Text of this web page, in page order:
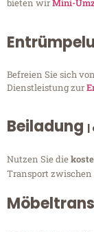
bieten wirMini-
Befreien Sie sich
Dienstleistung zur
Beiladung |
Nutzen Sie die
Transport zwischen